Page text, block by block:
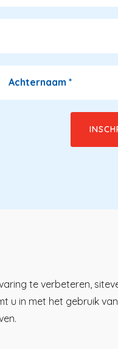
Achternaam *
te verbeteren,
u in met het gebruik